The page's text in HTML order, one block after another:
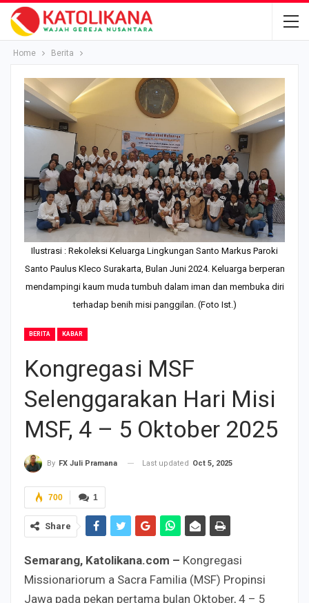
Home Berita
Ilustrasi : Rekoleksi Keluarga Lingkungan Santo Markus Paroki
Santo Paulus Kleco Surakarta, Bulan Juni 2024. Keluarga berperan
mendampingi kaum muda tumbuh dalam iman dan membuka diri
terhadap benih misi panggilan. (Foto Ist.)
BERITA KABAR
Kongregasi MSF
Selenggarakan Hari Misi
MSF, 4 – 5 Oktober 2025
By FX Juli Pramana Last updated Oct 5, 2025
1
700
Share
Semarang, Katolikana.com – Kongregasi
Missionariorum a Sacra Familia (MSF) Propinsi
Jawa pada pekan pertama bulan Oktober, 4 – 5